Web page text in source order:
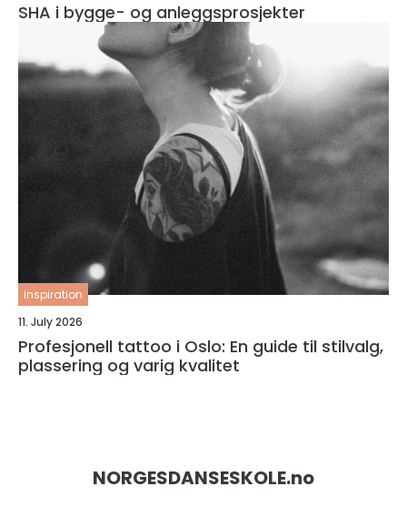
SHA i bygge- og anleggsprosjekter
inspiration
11. July 2026
Profesjonell tattoo i Oslo: En guide til stilvalg,
plassering og varig kvalitet
NORGESDANSESKOLE.no